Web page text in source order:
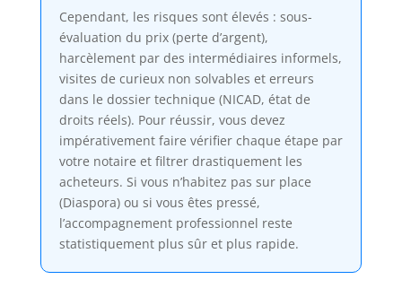
Cependant, les risques sont élevés : sous-
évaluation du prix (perte d’argent),
harcèlement par des intermédiaires informels,
visites de curieux non solvables et erreurs
dans le dossier technique (NICAD, état de
droits réels). Pour réussir, vous devez
impérativement faire vérifier chaque étape par
votre notaire et filtrer drastiquement les
acheteurs. Si vous n’habitez pas sur place
(Diaspora) ou si vous êtes pressé,
l’accompagnement professionnel reste
statistiquement plus sûr et plus rapide.